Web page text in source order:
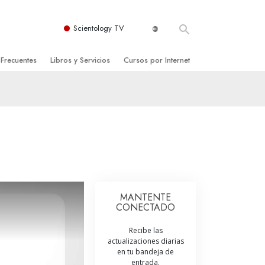
Scientology TV
de Scientology
Libros y Servicios
Iniciales
Cursos por Internet
Ayudas para Enfermedades y Lesiones
La Integridad y la Honestidad
La Escala Tonal Emocional
MANTENTE
CONECTADO
Recibe las
actualizaciones diarias
en tu bandeja de
entrada.